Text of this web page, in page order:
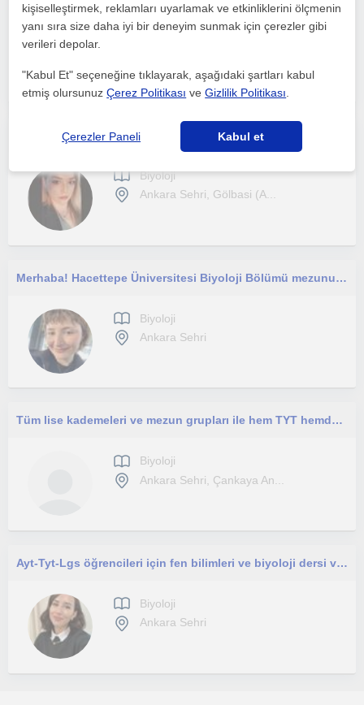
Biyoloji
Biyoloji
Ankara Sehri, Gölbasi (A...
Merhaba! Hacettepe Üniversitesi Biyoloji Bölümü mezunuyum. Bilimle uğraşmayı ve bunu paylaşmayı çok seviyorum.
Biyoloji
Ankara Sehri
Tüm lise kademeleri ve mezun grupları ile hem TYT hemde AYT BİYOLOJİ kendi dökümanlarım ile ilerleriz.
Biyoloji
Ankara Sehri, Çankaya An...
Ayt-Tyt-Lgs öğrencileri için fen bilimleri ve biyoloji dersi verebilirim.
Biyoloji
Ankara Sehri
kişiselleştirmek, reklamları uyarlamak ve etkinliklerini ölçmenin
yanı sıra size daha iyi bir deneyim sunmak için çerezler gibi
verileri depolar.
"Kabul Et" seçeneğine tıklayarak, aşağıdaki şartları kabul
etmiş olursunuzÇerez Politikası veGizlilik Politikası
Çerezler Paneli Kabul et